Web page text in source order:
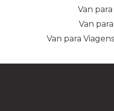
Van
Van
Van para